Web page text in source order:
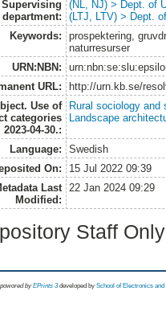
Supervising
department:
(NL, NJ) > Dept. of
(LTJ, LTV) > Dept.
Keywords:
prospektering,
naturresurser
URN:NBN:
URL:
http://urn.kb.se/
Use of
categories
04-30.:
Rural sociology and
Landscape
Language:
Swedish
On:
15 Jul 2022 09:39
Last
Modified:
22 Jan 2024 09:29
Staff
powored byEPrints 3 developed by School of Electronics